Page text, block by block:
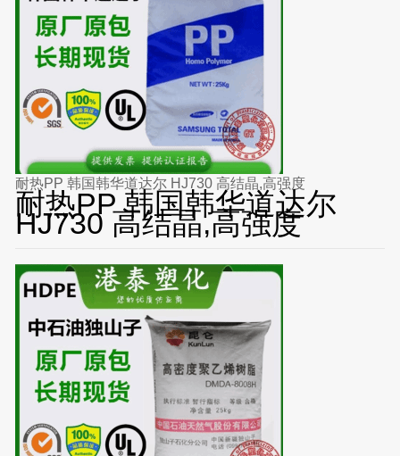
耐热PP 韩国韩华道达尔 HJ730 高结晶,高强度
耐热PP 韩国韩华道达尔
HJ730 高结晶,高强度